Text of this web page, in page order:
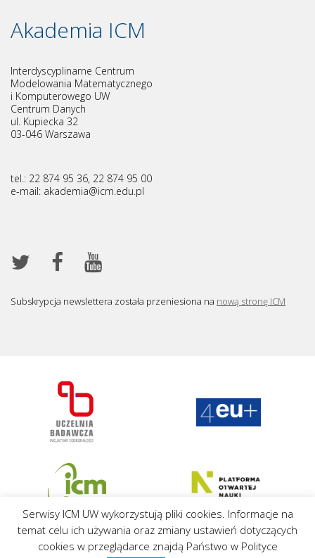
Akademia ICM
Interdyscyplinarne Centrum
Modelowania Matematycznego
i Komputerowego UW
Centrum Danych
ul. Kupiecka 32
03-046 Warszawa
tel.: 22 874 95 36, 22 874 95 00
e-mail: akademia@icm.edu.pl
Subskrypcja newslettera została przeniesiona na nową stronę ICM
Regulamin Klauzula informacyjna Polityka prywatności Pliki cookies
Serwisy ICM UW wykorzystują pliki cookies. Informacje na
temat celu ich używania oraz zmiany ustawień dotyczących
cookies w przeglądarce znajdą Państwo w Polityce